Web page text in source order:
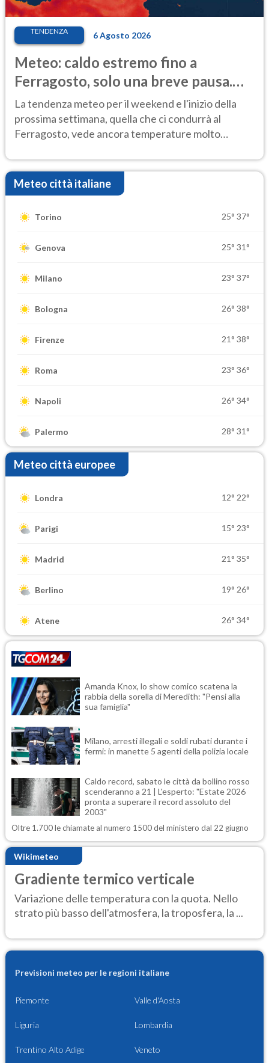
TENDENZA 6 Agosto 2026
Meteo: caldo estremo fino a
Ferragosto, solo una breve pausa.
Ecco dove
La tendenza meteo per il weekend e l'inizio della
prossima settimana, quella che ci condurrà al
Ferragosto, vede ancora temperature molto
Meteo città italiane
Torino 25° 37°
Genova 25° 31°
Milano 23° 37°
Bologna 26° 38°
Firenze 21° 38°
Roma 23° 36°
Napoli 26° 34°
Palermo 28° 31°
Meteo città europee
Londra 12° 22°
Parigi 15° 23°
Madrid 21° 35°
Berlino 19° 26°
Atene 26° 34°
Amanda Knox, lo show comico scatena la
rabbia della sorella di Meredith: "Pensi alla
sua famiglia"
Milano, arresti illegali e soldi rubati durante i
fermi: in manette 5 agenti della polizia locale
Caldo record, sabato le città da bollino rosso
scenderanno a 21 | L'esperto: "Estate 2026
pronta a superare il record assoluto del
2003"
Oltre 1.700 le chiamate al numero 1500 del ministero dal 22 giugno
Wikimeteo
Gradiente termico verticale
Variazione delle temperatura con la quota. Nello
strato più basso dell'atmosfera, la troposfera, la ...
Previsioni meteo per le regioni italiane
Piemonte Valle d'Aosta
Liguria Lombardia
Trentino Alto Adige Veneto